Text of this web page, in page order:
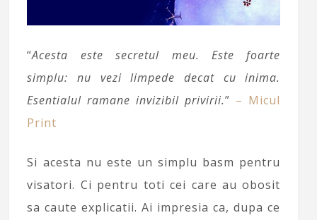
“Acesta este secretul meu. Este foarte
simplu: nu vezi limpede decat cu inima.
Esentialul ramane invizibil privirii.” – Micul
Print
Si acesta nu este un simplu basm pentru
visatori. Ci pentru toti cei care au obosit
sa caute explicatii. Ai impresia ca, dupa ce